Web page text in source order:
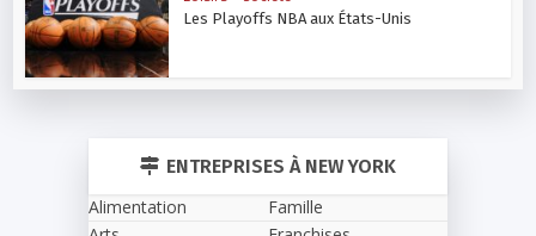
Les Playoffs NBA aux États-Unis
ENTREPRISES À NEW YORK
Alimentation
Famille